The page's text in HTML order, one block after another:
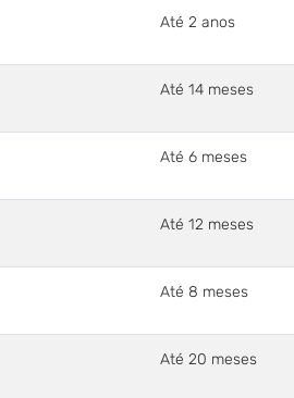
Até 2 anos
Até 14 meses
Até 6 meses
Até 12 meses
Até 8 meses
Até 20 meses